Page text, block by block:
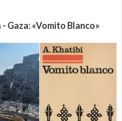
Gaza: «Vomito Blanco»